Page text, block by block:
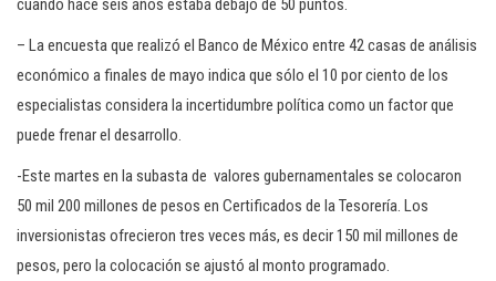
cuando hace seis años estaba debajo de 50 puntos.
– La encuesta que realizó el Banco de México entre 42 casas de análisis
económico a finales de mayo indica que sólo el 10 por ciento de los
especialistas considera la incertidumbre política como un factor que
puede frenar el desarrollo.
-Este martes en la subasta de valores gubernamentales se colocaron
50 mil 200 millones de pesos en Certificados de la Tesorería. Los
inversionistas ofrecieron tres veces más, es decir 150 mil millones de
pesos, pero la colocación se ajustó al monto programado.